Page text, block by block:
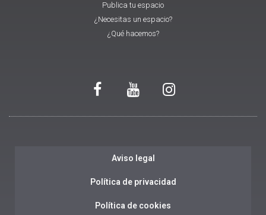
Publica tu espacio
¿Necesitas un espacio?
¿Qué hacemos?
Aviso legal
Política de privacidad
Política de cookies